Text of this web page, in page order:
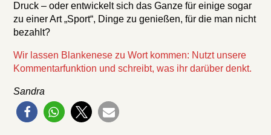
Druck – oder entwickelt sich das Ganze für einige sogar
zu einer Art „Sport“, Dinge zu genießen, für die man nicht
bezahlt?
Wir lassen Blankenese zu Wort kommen: Nutzt unsere
Kommentarfunktion und schreibt, was ihr darüber denkt.
Sandra